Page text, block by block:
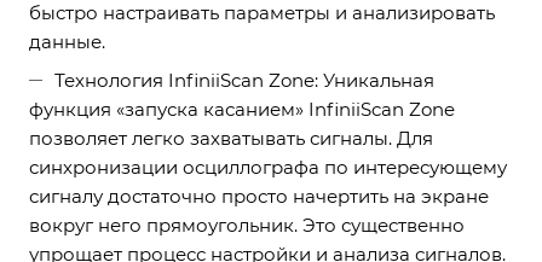
быстро настраивать параметры и анализировать
данные.
Технология InfiniiScan Zone: Уникальная
функция «запуска касанием» InfiniiScan Zone
позволяет легко захватывать сигналы. Для
синхронизации осциллографа по интересующему
сигналу достаточно просто начертить на экране
вокруг него прямоугольник. Это существенно
упрощает процесс настройки и анализа сигналов.